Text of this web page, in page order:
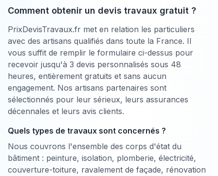
Comment obtenir un devis travaux gratuit ?
PrixDevisTravaux.fr met en relation les particuliers
avec des artisans qualifiés dans toute la France. Il
vous suffit de remplir le formulaire ci-dessus pour
recevoir jusqu'à 3 devis personnalisés sous 48
heures, entièrement gratuits et sans aucun
engagement. Nos artisans partenaires sont
sélectionnés pour leur sérieux, leurs assurances
décennales et leurs avis clients.
Quels types de travaux sont concernés ?
Nous couvrons l'ensemble des corps d'état du
bâtiment : peinture, isolation, plomberie, électricité,
couverture-toiture, ravalement de façade, rénovation